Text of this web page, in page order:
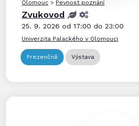
Olomouc > Pevnost poznání
Zvukovod
25. 9. 2026 od 17:00 do 23:00
Univerzita Palackého v Olomouci
Prezenčně Výstava